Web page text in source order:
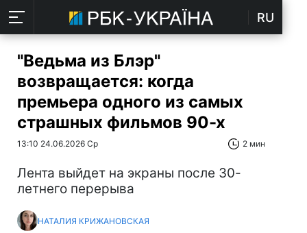
RU
"Ведьма из Блэр"
возвращается: когда
премьера одного из самых
страшных фильмов 90-х
13:10 24.06.2026 Ср 2 мин
Лента выйдет на экраны после 30-
летнего перерыва
НАТАЛИЯ КРИЖАНОВСКАЯ